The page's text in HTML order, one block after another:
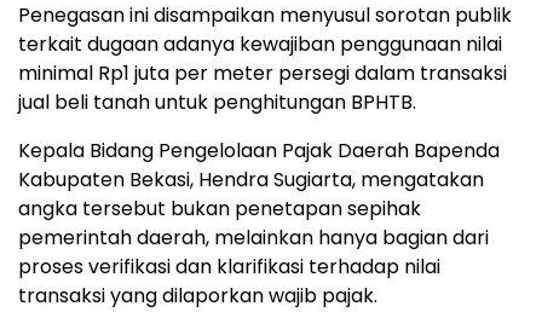
Penegasan ini disampaikan menyusul sorotan publik
terkait dugaan adanya kewajiban penggunaan nilai
minimal Rp1 juta per meter persegi dalam transaksi
jual beli tanah untuk penghitungan BPHTB.
Kepala Bidang Pengelolaan Pajak Daerah Bapenda
Kabupaten Bekasi, Hendra Sugiarta, mengatakan
angka tersebut bukan penetapan sepihak
pemerintah daerah, melainkan hanya bagian dari
proses verifikasi dan klarifikasi terhadap nilai
transaksi yang dilaporkan wajib pajak.